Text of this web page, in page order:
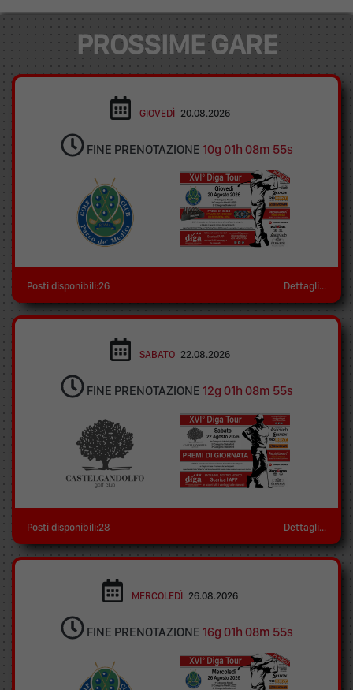
PROSSIME GARE
GIOVEDÌ 20.08.2026
FINE PRENOTAZIONE 10g 01h 08m 55s
Posti disponibili:26 Dettagli...
SABATO 22.08.2026
FINE PRENOTAZIONE 12g 01h 08m 55s
Posti disponibili:28 Dettagli...
MERCOLEDÌ 26.08.2026
FINE PRENOTAZIONE 16g 01h 08m 55s